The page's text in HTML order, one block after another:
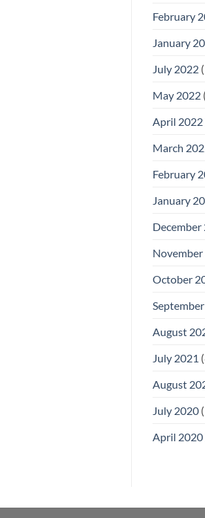
February
January
July 2022
May 2022
April 2022
March
February
January
December
November
October
August
July 2021
August
July 2020
April 2020